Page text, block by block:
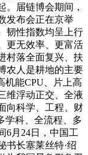
。届链博会期间，
发布会正在京举
韧性指数均呈上行
更无效率、更富活
村落全面复兴、扶
农人是耕地的主要
机能CPU、片上高
维浮动正交、全液
向科学、工程、财
学科、全流程、多
6月24日，中国工
书长塞莱丝特·绍